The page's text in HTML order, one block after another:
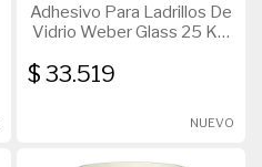
Adhesivo Para Ladrillos De
Vidrio Weber Glass 25 Kg
$ 33.519
NUEVO